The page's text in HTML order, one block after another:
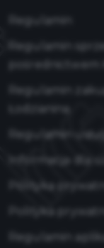
Regulamin
Regulamin
pośrednictwem
Regulamin
Łodzianina
Regulamin
Informacja dla
Polityka
Polityka
Regulamin